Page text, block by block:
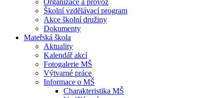
Organizace a provoz
Školní vzdělávací program
Akce školní družiny
Dokumenty
Mateřská škola
Aktuality
Kalendář akcí
Fotogalerie MŠ
Výtvarné práce
Informace o MŠ
Charakteristika MŠ